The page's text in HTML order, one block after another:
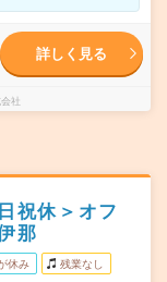
詳しく見る
社
祝休＞オフ
那
休み 残業なし